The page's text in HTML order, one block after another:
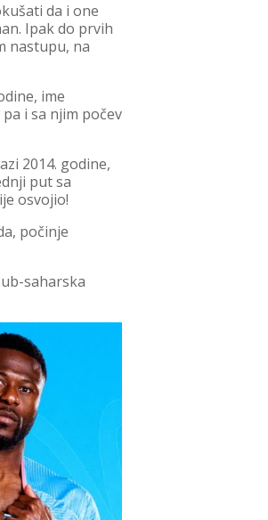
da i one
Ipak do prvih
nastupu, na
ime
i sa njim počev
2014. godine,
put sa
osvojio!
počinje
saharska